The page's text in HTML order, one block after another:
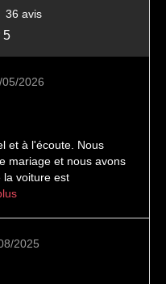
36 avis
5
05/2026
et à l'écoute. Nous
mariage et nous avons
la voiture est
2025